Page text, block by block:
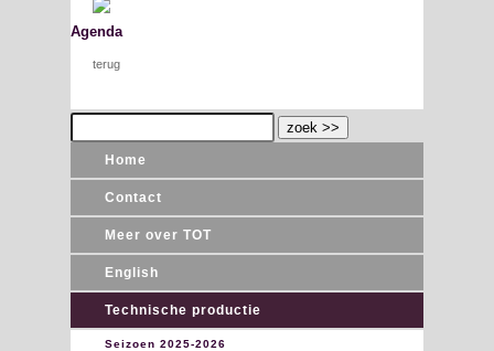
Agenda
terug
Home
Contact
Meer over TOT
English
Technische productie
Seizoen 2025-2026